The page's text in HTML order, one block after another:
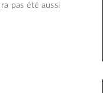
pas été aussi